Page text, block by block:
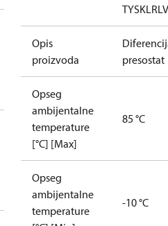
TYSKLR
Opis
proizvoda
presostat
Opseg
ambijentalne
temperature
[°C] [Max]
85 °C
Opseg
ambijentalne
temperature
-10 °C